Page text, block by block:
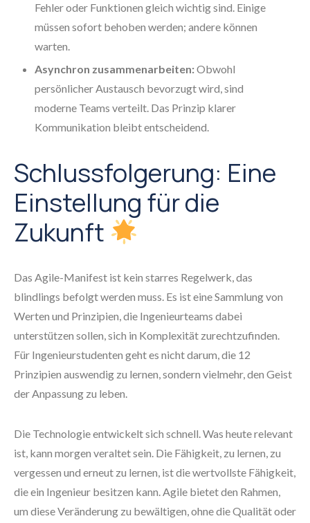
Fehler oder Funktionen gleich wichtig sind. Einige
müssen sofort behoben werden; andere können
warten.
Asynchron zusammenarbeiten:Obwohl
persönlicher Austausch bevorzugt wird, sind
moderne Teams verteilt. Das Prinzip klarer
Kommunikation bleibt entscheidend.
Schlussfolgerung: Eine
Einstellung für die
Zukunft
Das Agile-Manifest ist kein starres Regelwerk, das
blindlings befolgt werden muss. Es ist eine Sammlung von
Werten und Prinzipien, die Ingenieurteams dabei
unterstützen sollen, sich in Komplexität zurechtzufinden.
Für Ingenieurstudenten geht es nicht darum, die 12
Prinzipien auswendig zu lernen, sondern vielmehr, den Geist
der Anpassung zu leben.
Die Technologie entwickelt sich schnell. Was heute relevant
ist, kann morgen veraltet sein. Die Fähigkeit, zu lernen, zu
vergessen und erneut zu lernen, ist die wertvollste Fähigkeit,
die ein Ingenieur besitzen kann. Agile bietet den Rahmen,
um diese Veränderung zu bewältigen, ohne die Qualität oder